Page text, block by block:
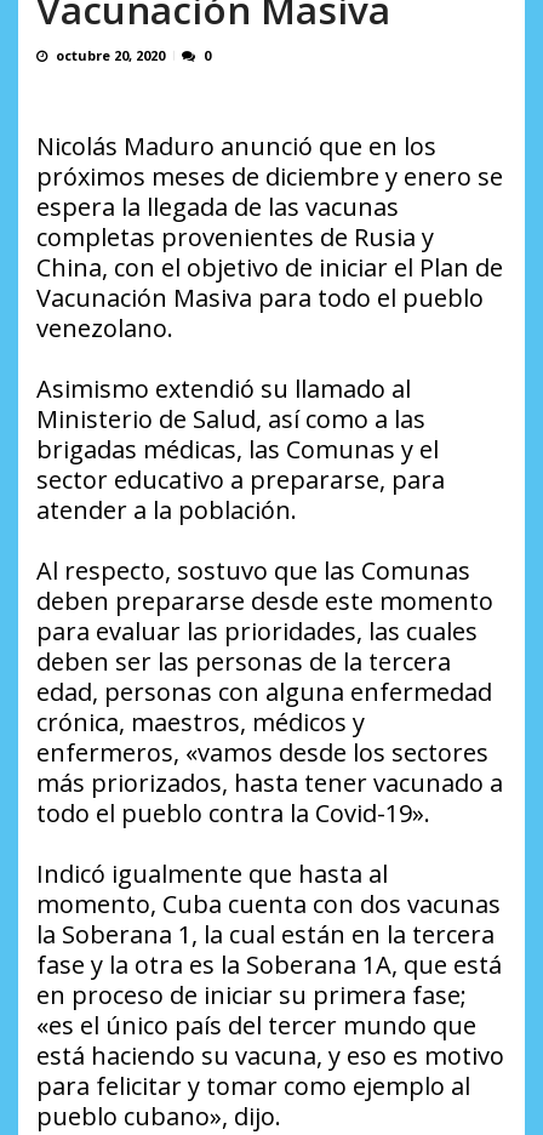
octubre 20, 2020 0
Nicolás Maduro anunció que en los
próximos meses de diciembre y enero se
espera la llegada de las vacunas
completas provenientes de Rusia y
China, con el objetivo de iniciar el Plan de
Vacunación Masiva para todo el pueblo
venezolano.
Asimismo extendió su llamado al
Ministerio de Salud, así como a las
brigadas médicas, las Comunas y el
sector educativo a prepararse, para
atender a la población.
Al respecto, sostuvo que las Comunas
deben prepararse desde este momento
para evaluar las prioridades, las cuales
deben ser las personas de la tercera
edad, personas con alguna enfermedad
crónica, maestros, médicos y
enfermeros, «vamos desde los sectores
más priorizados, hasta tener vacunado a
todo el pueblo contra la Covid-19».
Indicó igualmente que hasta al
momento, Cuba cuenta con dos vacunas
la Soberana 1, la cual están en la tercera
fase y la otra es la Soberana 1A, que está
en proceso de iniciar su primera fase;
«es el único país del tercer mundo que
está haciendo su vacuna, y eso es motivo
para felicitar y tomar como ejemplo al
pueblo cubano», dijo.